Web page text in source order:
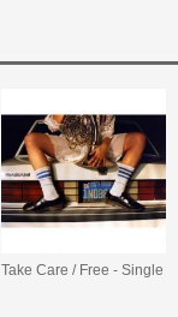
Take Care / Free - Single